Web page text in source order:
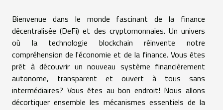
Bienvenue dans le monde fascinant de la finance
décentralisée (DeFi) et des cryptomonnaies. Un univers
où la technologie blockchain réinvente notre
compréhension de l'économie et de la finance. Vous êtes
prêt à découvrir un nouveau système financièrement
autonome, transparent et ouvert à tous sans
intermédiaires? Vous êtes au bon endroit! Nous allons
décortiquer ensemble les mécanismes essentiels de la